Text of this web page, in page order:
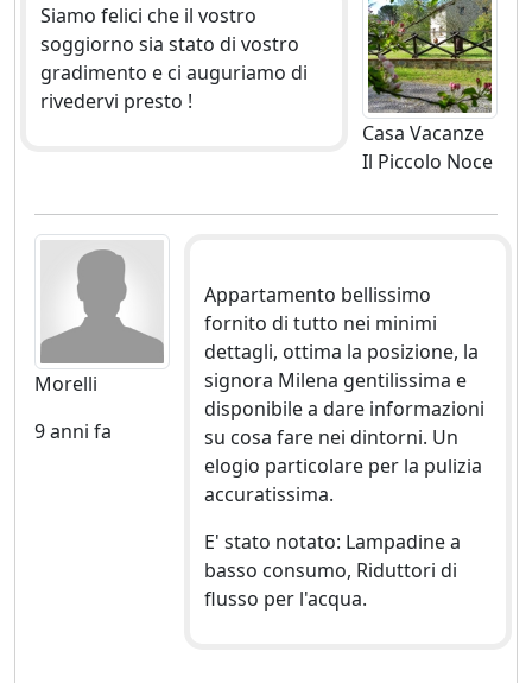
Siamo felici che il vostro
soggiorno sia stato di vostro
gradimento e ci auguriamo di
rivedervi presto !
Casa Vacanze
Il Piccolo Noce
Morelli
9 anni fa
Appartamento bellissimo
fornito di tutto nei minimi
dettagli, ottima la posizione, la
signora Milena gentilissima e
disponibile a dare informazioni
su cosa fare nei dintorni. Un
elogio particolare per la pulizia
accuratissima.
E' stato notato: Lampadine a
basso consumo, Riduttori di
flusso per l'acqua.